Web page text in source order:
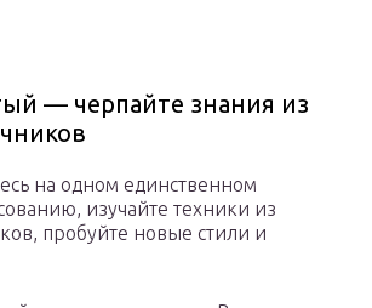
— черпайте знания из
на одном единственном
изучайте техники из
пробуйте новые стили и